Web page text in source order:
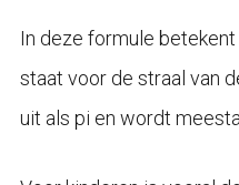
In deze formule
staat voor de straal van
uit als pi en wordt